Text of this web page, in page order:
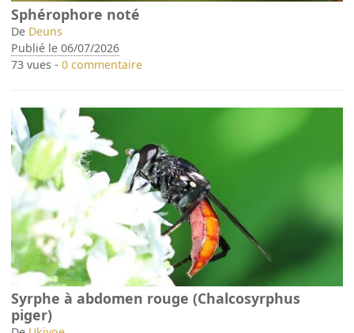
Sphérophore noté
De Deuns
Publié le 06/07/2026
73 vues -0 commentaire
Syrphe à abdomen rouge (Chalcosyrphus
piger)